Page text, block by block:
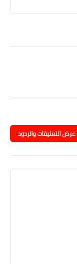
عرض التعليقات والردود